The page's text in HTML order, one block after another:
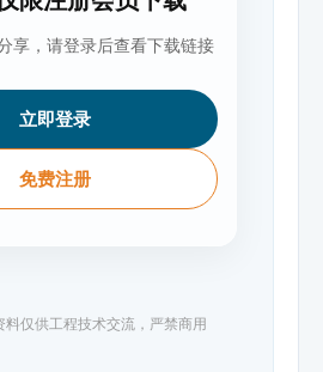
享，请登录后查看下载链接
立即登录
免费注册
仅供工程技术交流，严禁商用